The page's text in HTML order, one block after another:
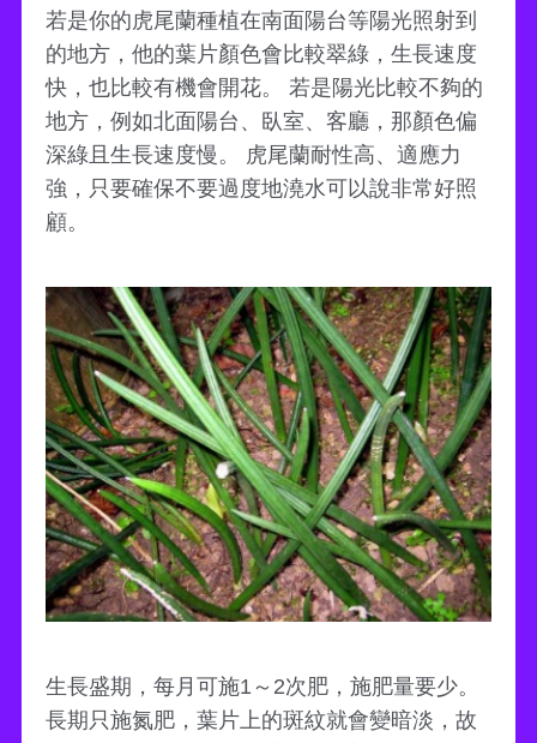
若是你的虎尾蘭種植在南面陽台等陽光照射到
的地方，他的葉片顏色會比較翠綠，生長速度
快，也比較有機會開花。 若是陽光比較不夠的
地方，例如北面陽台、臥室、客廳，那顏色偏
深綠且生長速度慢。 虎尾蘭耐性高、適應力
強，只要確保不要過度地澆水可以說非常好照
顧。
生長盛期，每月可施1～2次肥，施肥量要少。
長期只施氮肥，葉片上的斑紋就會變暗淡，故